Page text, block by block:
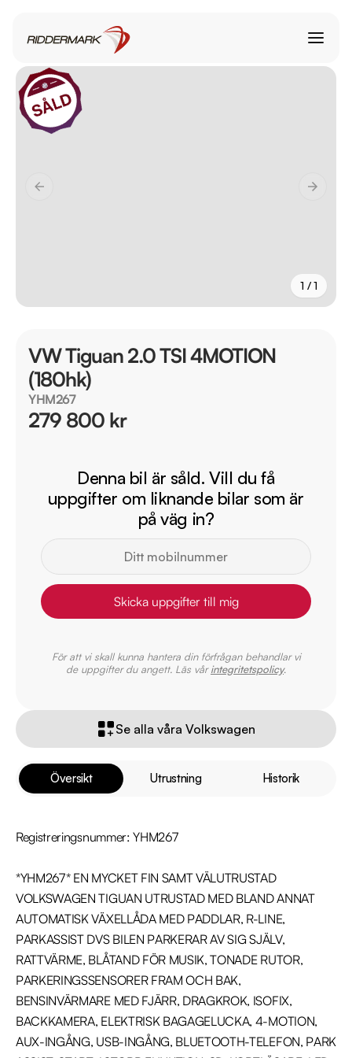
1 / 1
Översikt Utrustning Historik
Registreringsnummer: YHM267
*YHM267* EN MYCKET FIN SAMT VÄLUTRUSTAD
VOLKSWAGEN TIGUAN UTRUSTAD MED BLAND ANNAT
AUTOMATISK VÄXELLÅDA MED PADDLAR, R-LINE,
PARKASSIST DVS BILEN PARKERAR AV SIG SJÄLV,
RATTVÄRME, BLÅTAND FÖR MUSIK, TONADE RUTOR,
PARKERINGSSENSORER FRAM OCH BAK,
BENSINVÄRMARE MED FJÄRR, DRAGKROK, ISOFIX,
BACKKAMERA, ELEKTRISK BAGAGELUCKA, 4-MOTION,
AUX-INGÅNG, USB-INGÅNG, BLUETOOTH-TELEFON, PARK
VW Tiguan 2.0 TSI 4MOTION
(180hk)
YHM267
279 800 kr
Denna bil är såld. Vill du få
uppgifter om liknande bilar som är
på väg in?
Skicka uppgifter till mig
För att vi skall kunna hantera din förfrågan behandlar vi
de uppgifter du angett. Läs vårintegritetspolicy.
Se alla våra Volkswagen